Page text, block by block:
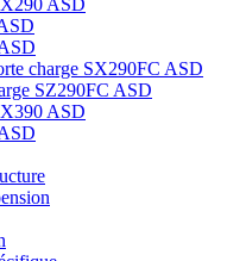
ASD
charge SX290FC ASD
SZ290FC ASD
ASD